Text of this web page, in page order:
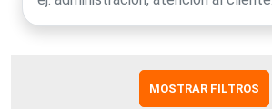
MOSTRAR FILTROS